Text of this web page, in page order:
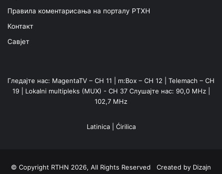
Правила коментарисања на порталу РТХН
Контакт
Савјет
Гледајте нас: MagentaTV – CH 11 | m:Box – CH 12 | Telemach – CH
19 | Lokalni multipleks (MUX) - CH 37 Слушајте нас: 90,0 MHz |
102,7 MHz
Latinica| Ćirilica
© Copyright RTHN 2026, All Rights Reserved Created by Dizajn